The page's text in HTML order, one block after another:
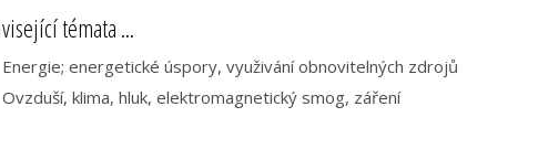
témata ...
Energie; energetické úspory, využivání obnovitelných zdrojů
Ovzduší, klima, hluk, elektromagnetický smog, záření